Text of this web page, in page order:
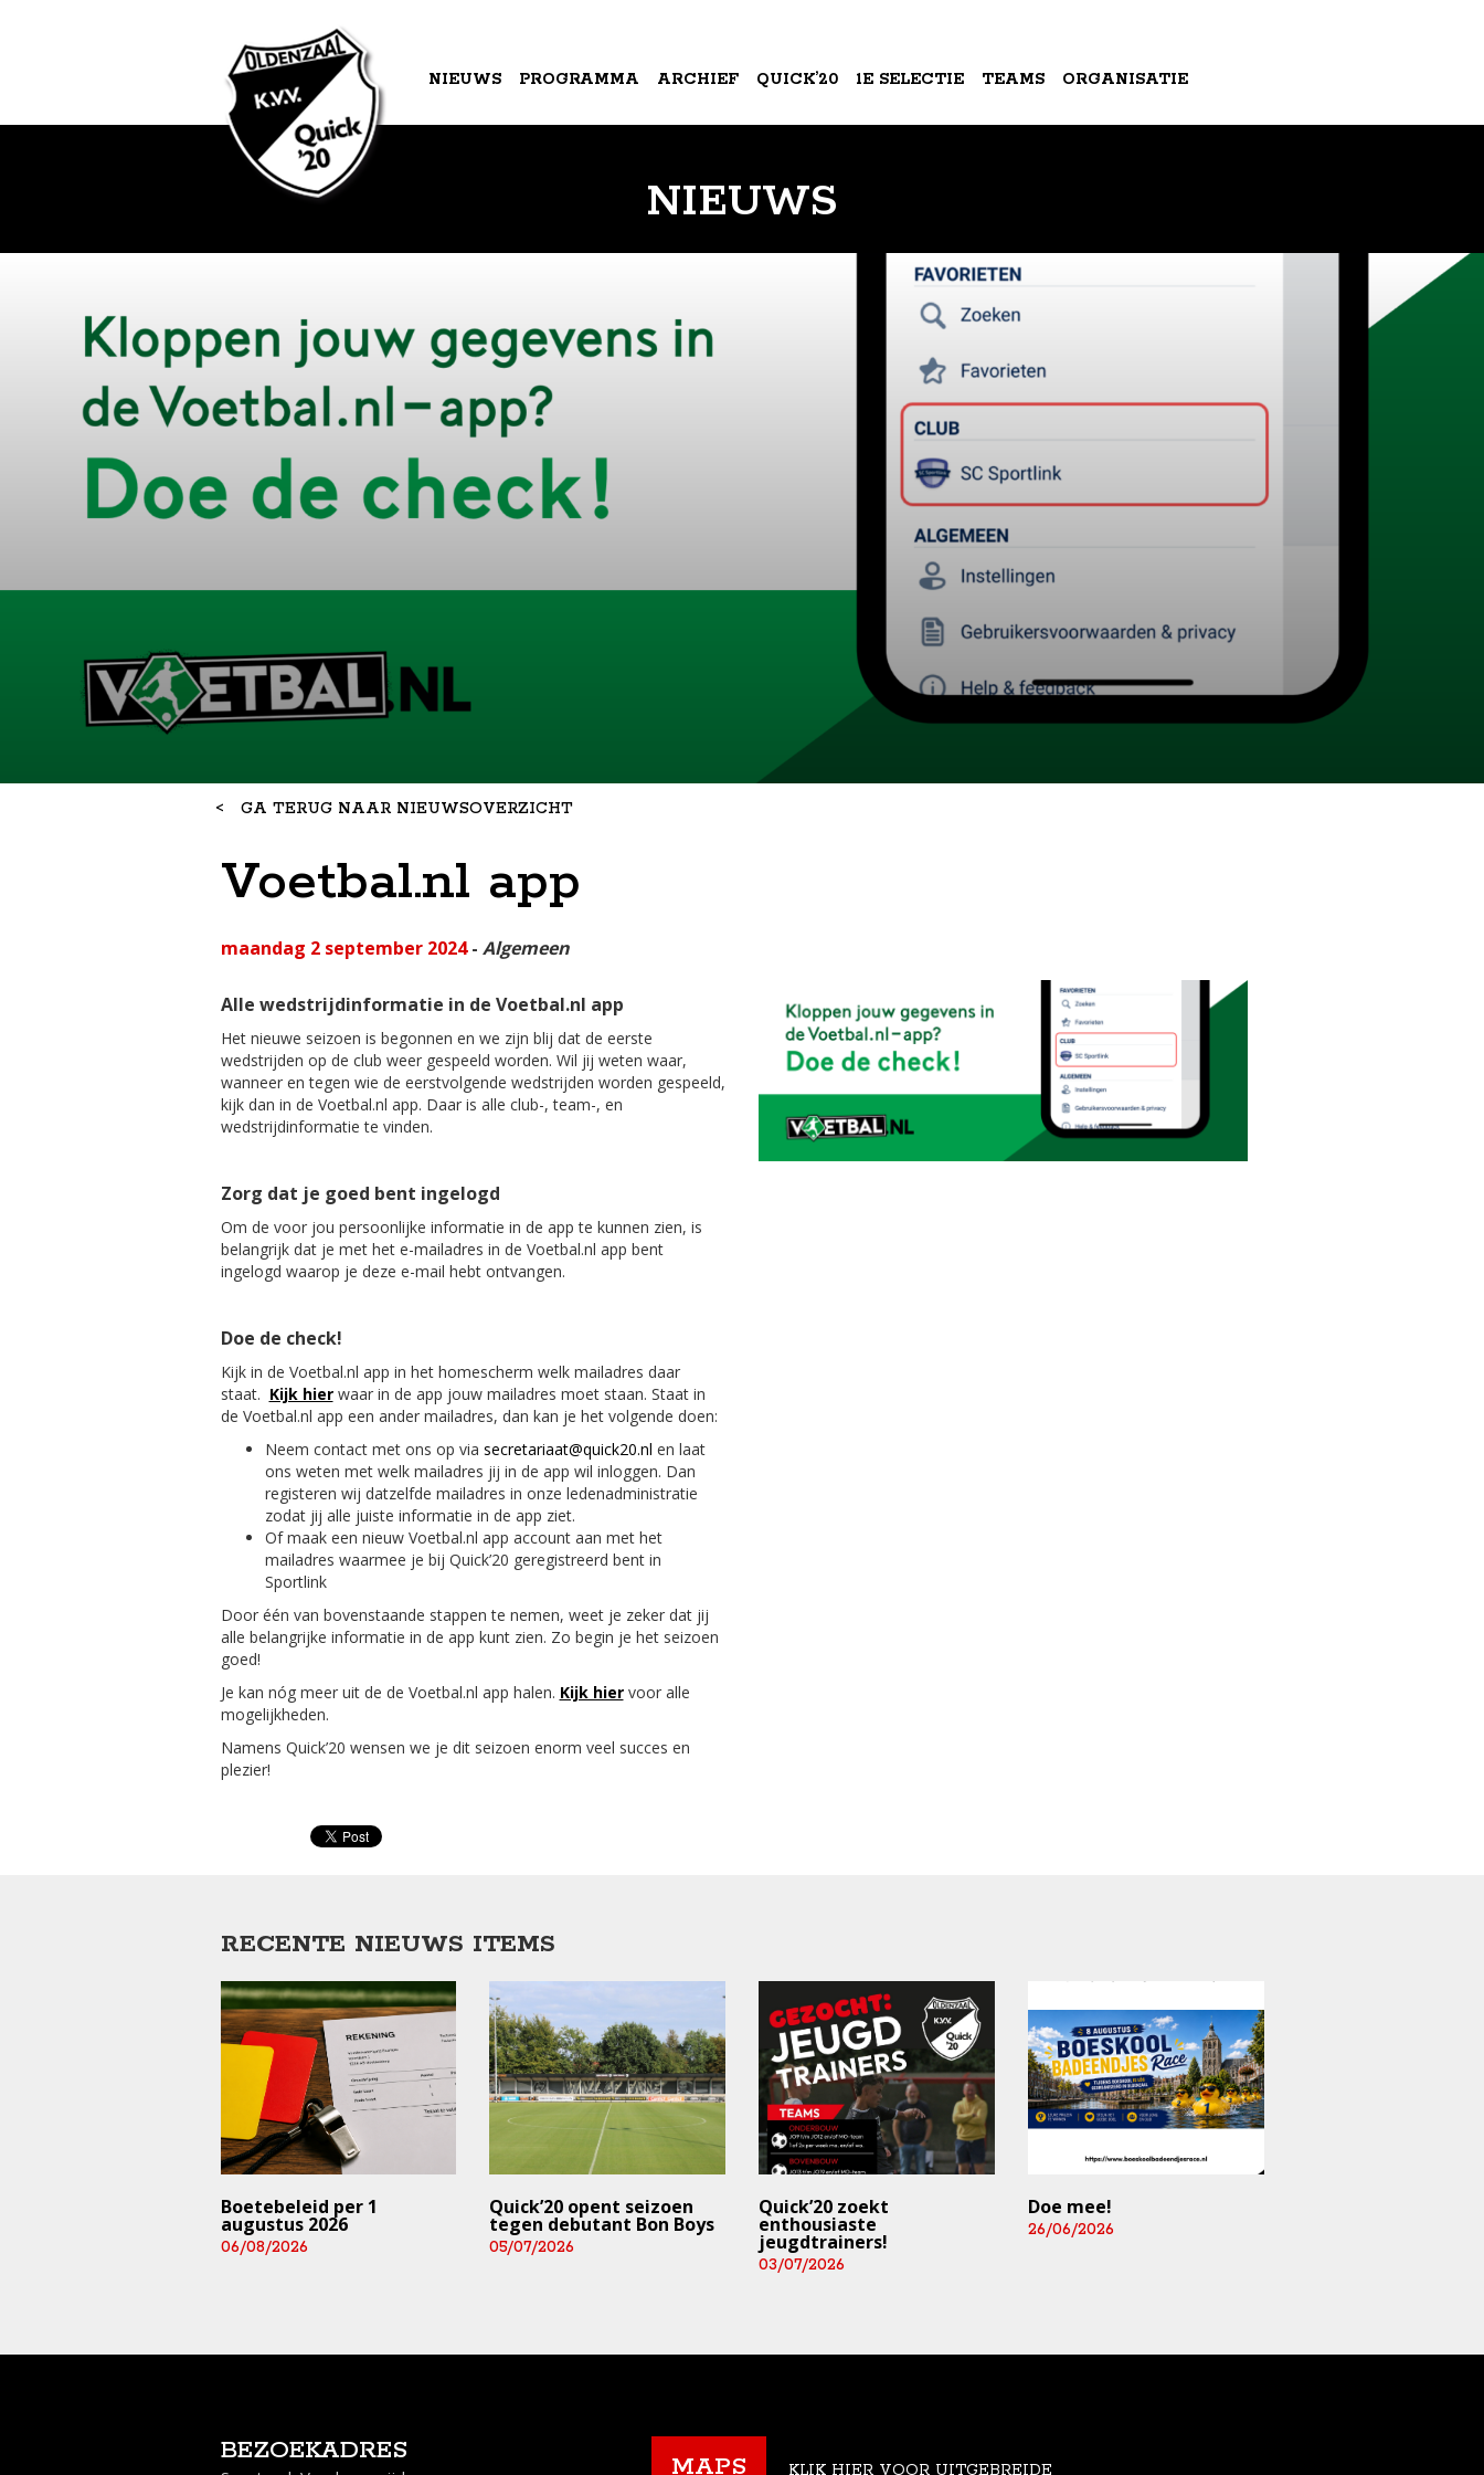
NIEUWS PROGRAMMA ARCHIEF QUICK’20 1E SELECTIE TEAMS ORGANISATIE
NIEUWS
< GA TERUG NAAR NIEUWSOVERZICHT
Voetbal.nl app
maandag 2 september 2024- Algemeen
Alle wedstrijdinformatie in de Voetbal.nl app
Het nieuwe seizoen is begonnen en we zijn blij dat de eerste
wedstrijden op de club weer gespeeld worden. Wil jij weten waar,
wanneer en tegen wie de eerstvolgende wedstrijden worden gespeeld,
kijk dan in de Voetbal.nl app. Daar is alle club-, team-, en
wedstrijdinformatie te vinden.
Zorg dat je goed bent ingelogd
Om de voor jou persoonlijke informatie in de app te kunnen zien, is
belangrijk dat je met het e-mailadres in de Voetbal.nl app bent
ingelogd waarop je deze e-mail hebt ontvangen.
Doe de check!
Kijk in de Voetbal.nl app in het homescherm welk mailadres daar
staat. Kijk hierwaar in de app jouw mailadres moet staan. Staat in
de Voetbal.nl app een ander mailadres, dan kan je het volgende doen:
Neem contact met ons op via secretariaat@quick20.nl en laat
ons weten met welk mailadres jij in de app wil inloggen. Dan
registeren wij datzelfde mailadres in onze ledenadministratie
zodat jij alle juiste informatie in de app ziet.
Of maak een nieuw Voetbal.nl app account aan met het
mailadres waarmee je bij Quick’20 geregistreerd bent in
Sportlink
Door één van bovenstaande stappen te nemen, weet je zeker dat jij
alle belangrijke informatie in de app kunt zien. Zo begin je het seizoen
goed!
Je kan nóg meer uit de de Voetbal.nl app halen. Kijk hiervoor alle
mogelijkheden.
Namens Quick’20 wensen we je dit seizoen enorm veel succes en
plezier!
RECENTE NIEUWS ITEMS
Boetebeleid per 1
augustus 2026
06/08/2026
Quick’20 opent seizoen
tegen debutant Bon Boys
05/07/2026
Quick’20 zoekt
enthousiaste
jeugdtrainers!
03/07/2026
Doe mee!
26/06/2026
BEZOEKADRES
MAPS KLIK HIER VOOR UITGEBREIDE